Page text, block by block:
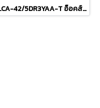
ALCA-42/5DR3YAA-T อ็อคส์ AUX แบบฝ้งฝ้าเพดาน 4ทิศทาง รุ่น Cassette Inverter R-32 ขนาด 44,000BTU เบอร์5 ระบบไฟ 380V รีโมทไร้สาย 2026 (เฉพาะเครื่อง)